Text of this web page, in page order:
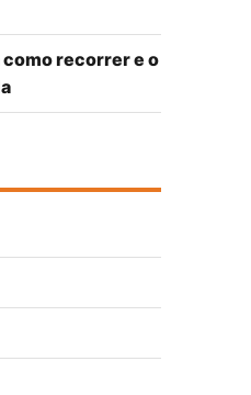
como recorrer e o